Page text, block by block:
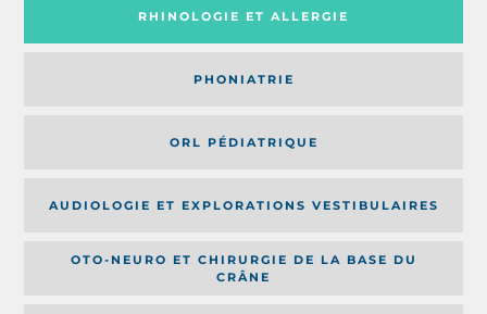
RHINOLOGIE ET ALLERGIE
PHONIATRIE
ORL PÉDIATRIQUE
AUDIOLOGIE ET EXPLORATIONS VESTIBULAIRES
OTO-NEURO ET CHIRURGIE DE LA BASE DU
CRÂNE